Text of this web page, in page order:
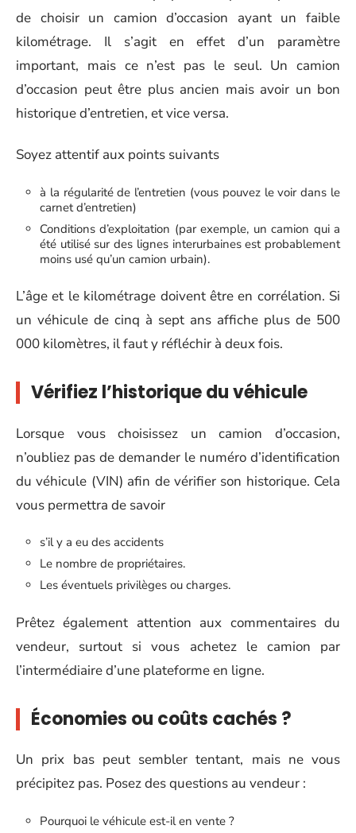
de choisir un camion d’occasion ayant un faible
kilométrage. Il s’agit en effet d’un paramètre
important, mais ce n’est pas le seul. Un camion
d’occasion peut être plus ancien mais avoir un bon
historique d’entretien, et vice versa.
Soyez attentif aux points suivants
à la régularité de l’entretien (vous pouvez le voir dans le
carnet d’entretien)
Conditions d’exploitation (par exemple, un camion qui a
été utilisé sur des lignes interurbaines est probablement
moins usé qu’un camion urbain).
L’âge et le kilométrage doivent être en corrélation. Si
un véhicule de cinq à sept ans affiche plus de 500
000 kilomètres, il faut y réfléchir à deux fois.
Vérifiez l’historique du véhicule
Lorsque vous choisissez un camion d’occasion,
n’oubliez pas de demander le numéro d’identification
du véhicule (VIN) afin de vérifier son historique. Cela
vous permettra de savoir
s’il y a eu des accidents
Le nombre de propriétaires.
Les éventuels privilèges ou charges.
Prêtez également attention aux commentaires du
vendeur, surtout si vous achetez le camion par
l’intermédiaire d’une plateforme en ligne.
Économies ou coûts cachés ?
Un prix bas peut sembler tentant, mais ne vous
précipitez pas. Posez des questions au vendeur :
Pourquoi le véhicule est-il en vente ?